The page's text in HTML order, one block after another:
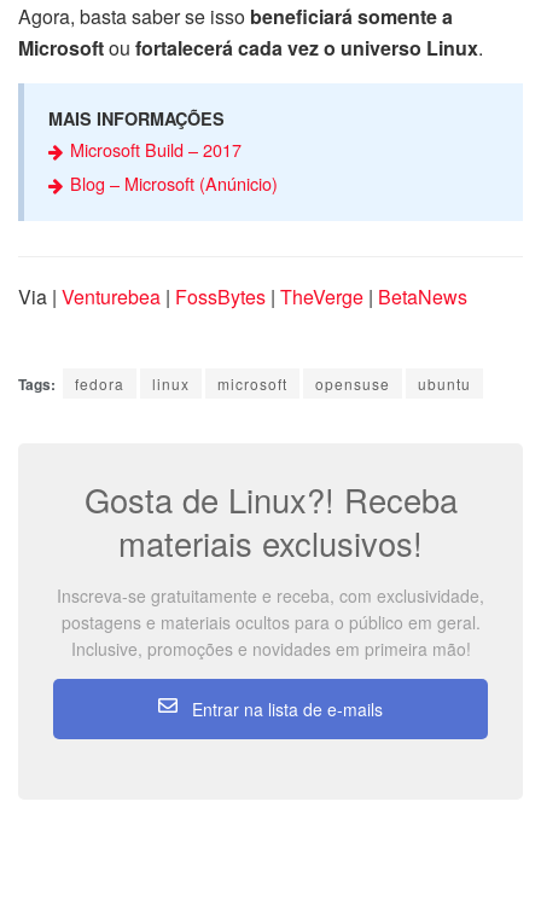
Agora, basta saber se isso beneficiará somente a
Microsoftou fortalecerá cada vez o universo Linux.
MAIS INFORMAÇÕES
Microsoft Build – 2017
Blog – Microsoft (Anúnicio)
Via | Venturebea | FossBytes | TheVerge | BetaNews
Tags: fedora linux microsoft opensuse ubuntu
Gosta de Linux?! Receba
materiais exclusivos!
Inscreva-se gratuitamente e receba, com exclusividade,
postagens e materiais ocultos para o público em geral.
Inclusive, promoções e novidades em primeira mão!
Entrar na lista de e-mails